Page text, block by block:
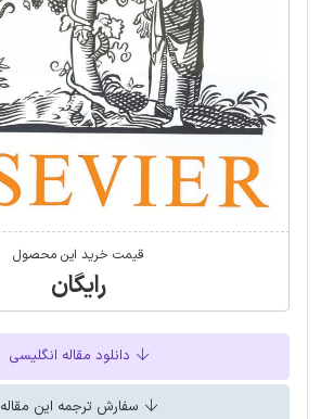
قیمت خرید این محصول
رایگان
دانلود مقاله انگلیسی
سفارش ترجمه این مقاله